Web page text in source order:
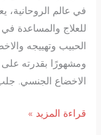
في عالم الروحانية،
للعلاج والمساعدة
الحبيب وتهييجه
ومشهورًا بقدرته على
الاخضاع الجنسي.
شيخ
قراءة المزيد »